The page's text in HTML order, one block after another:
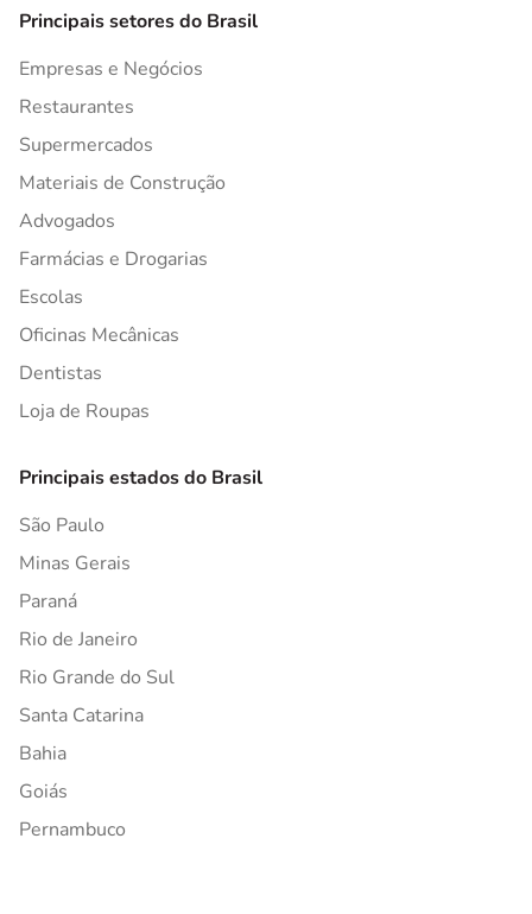
Principais setores do Brasil
Empresas e Negócios
Restaurantes
Supermercados
Materiais de Construção
Advogados
Farmácias e Drogarias
Escolas
Oficinas Mecânicas
Dentistas
Loja de Roupas
Principais estados do Brasil
São Paulo
Minas Gerais
Paraná
Rio de Janeiro
Rio Grande do Sul
Santa Catarina
Bahia
Goiás
Pernambuco